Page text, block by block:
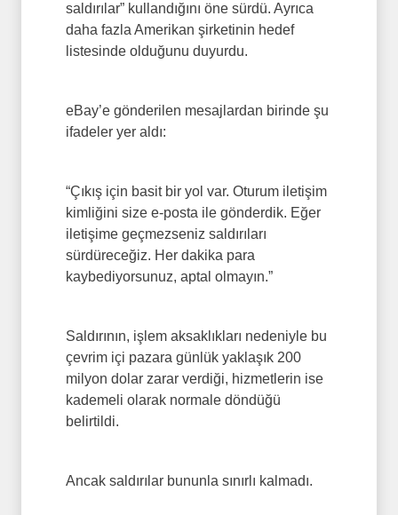
saldırılar” kullandığını öne sürdü. Ayrıca
daha fazla Amerikan şirketinin hedef
listesinde olduğunu duyurdu.
eBay’e gönderilen mesajlardan birinde şu
ifadeler yer aldı:
“Çıkış için basit bir yol var. Oturum iletişim
kimliğini size e-posta ile gönderdik. Eğer
iletişime geçmezseniz saldırıları
sürdüreceğiz. Her dakika para
kaybediyorsunuz, aptal olmayın.”
Saldırının, işlem aksaklıkları nedeniyle bu
çevrim içi pazara günlük yaklaşık 200
milyon dolar zarar verdiği, hizmetlerin ise
kademeli olarak normale döndüğü
belirtildi.
Ancak saldırılar bununla sınırlı kalmadı.